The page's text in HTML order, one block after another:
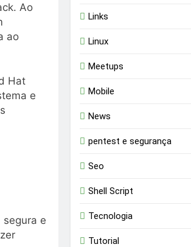
Ao
ao
Hat
e
e
Links
Linux
Meetups
Mobile
News
pentest e segurança
Seo
Shell Script
Tecnologia
Tutorial